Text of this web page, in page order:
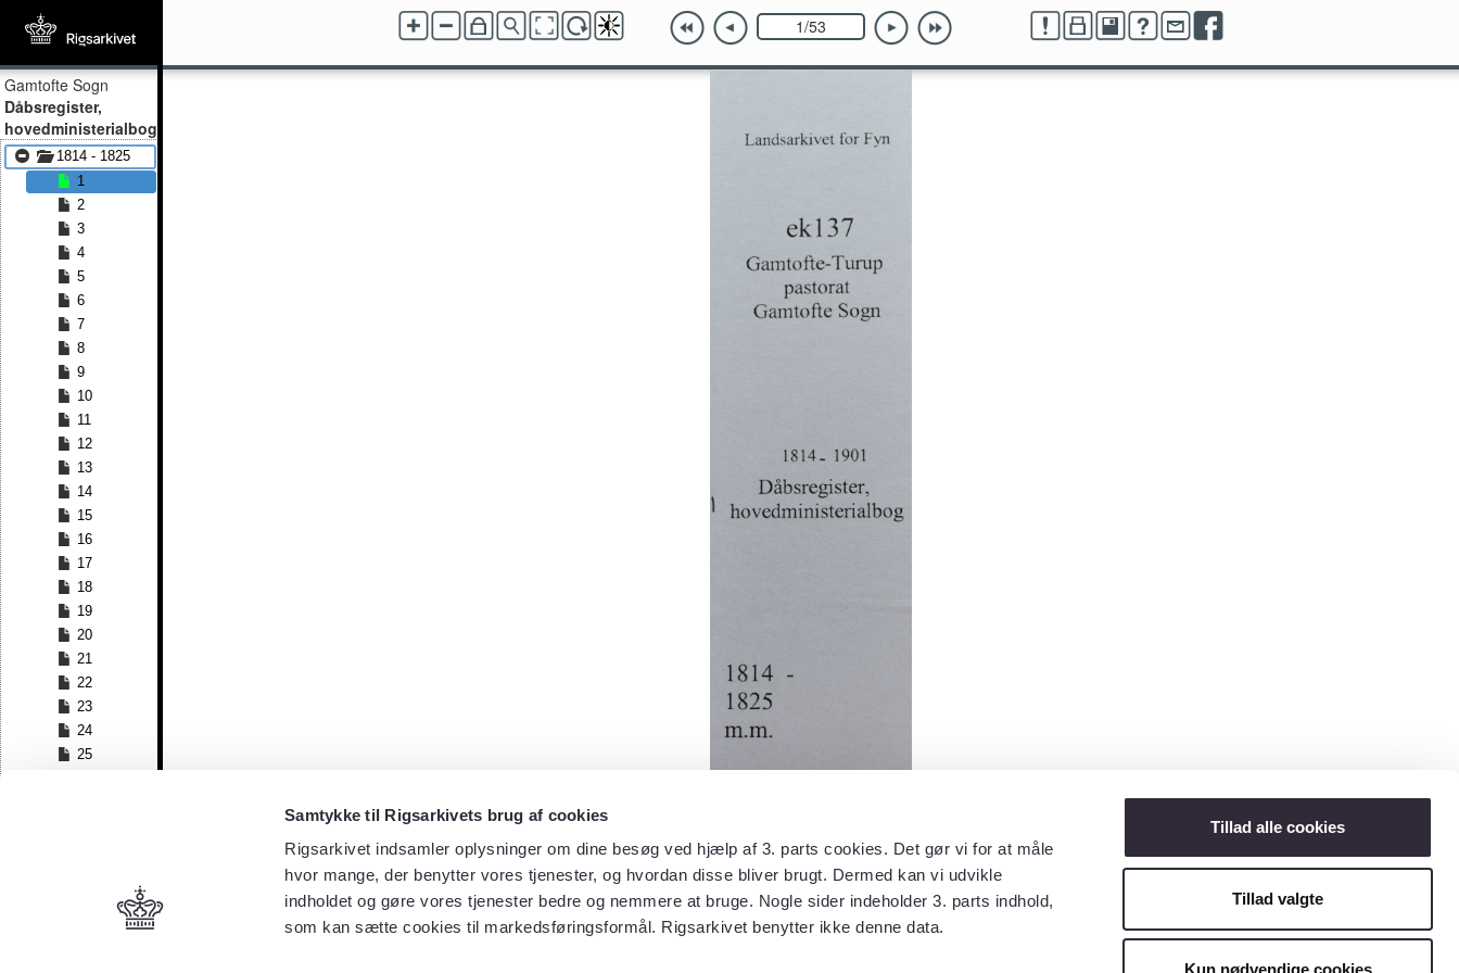
Samtykke til Rigsarkivets brug af cookies
Rigsarkivet indsamler oplysninger om dine besøg ved hjælp af 3. parts cookies. Det gør vi for at måle
hvor mange, der benytter vores tjenester, og hvordan disse bliver brugt. Dermed kan vi udvikle
indholdet og gøre vores tjenester bedre og nemmere at bruge. Nogle sider indeholder 3. parts indhold,
som kan sætte cookies til markedsføringsformål. Rigsarkivet benytter ikke denne data.
Tillad alle cookies
Tillad valgte
Kun nødvendige cookies
Gamtofte Sogn
Dåbsregister,
hovedministerialbog
1814 - 1825
1
2
3
4
5
6
7
8
9
10
11
12
13
14
15
16
17
18
19
20
21
22
23
24
25